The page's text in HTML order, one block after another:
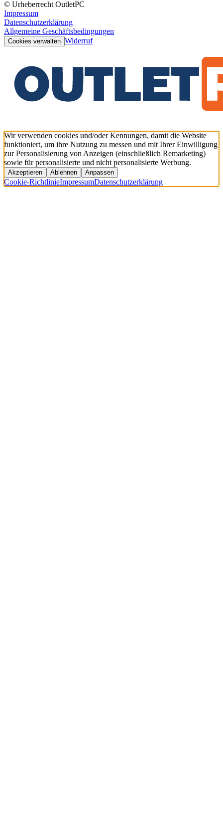
© Urheberrecht OutletPC
Impressum
Datenschutzerklärung
Allgemeine Geschäftsbedingungen
Cookies verwalten Widerruf
Wir verwenden cookies und/oder Kennungen, damit die Website
funktioniert, um ihre Nutzung zu messen und mit Ihrer Einwilligung
zur Personalisierung von Anzeigen (einschließlich Remarketing)
sowie für personalisierte und nicht personalisierte Werbung.
Akzeptieren Ablehnen Anpassen
Cookie-RichtlinieImpressumDatenschutzerklärung